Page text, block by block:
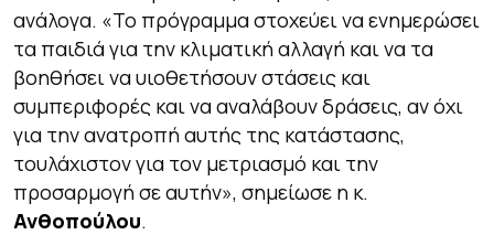
ανάλογα. «Το πρόγραμμα στοχεύει να ενημερώσει
τα παιδιά για την κλιματική αλλαγή και να τα
βοηθήσει να υιοθετήσουν στάσεις και
συμπεριφορές και να αναλάβουν δράσεις, αν όχι
για την ανατροπή αυτής της κατάστασης,
τουλάχιστον για τον μετριασμό και την
προσαρμογή σε αυτήν», σημείωσε η κ.
Ανθοπούλου.